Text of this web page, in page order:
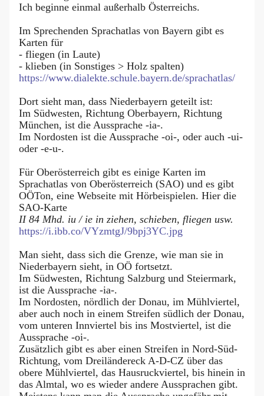
Ich beginne einmal außerhalb Österreichs.
Im Sprechenden Sprachatlas von Bayern gibt es
Karten für
- fliegen (in Laute)
- klieben (in Sonstiges > Holz spalten)
https://www.dialekte.schule.bayern.de/sprachatlas/
Dort sieht man, dass Niederbayern geteilt ist:
Im Südwesten, Richtung Oberbayern, Richtung
München, ist die Aussprache -ia-.
Im Nordosten ist die Aussprache -oi-, oder auch -ui-
oder -e-u-.
Für Oberösterreich gibt es einige Karten im
Sprachatlas von Oberösterreich (SAO) und es gibt
OÖTon, eine Webseite mit Hörbeispielen. Hier die
SAO-Karte
II 84 Mhd. iu / ie in ziehen, schieben, fliegen usw.
https://i.ibb.co/VYzmtgJ/9bpj3YC.jpg
Man sieht, dass sich die Grenze, wie man sie in
Niederbayern sieht, in OÖ fortsetzt.
Im Südwesten, Richtung Salzburg und Steiermark,
ist die Aussprache -ia-.
Im Nordosten, nördlich der Donau, im Mühlviertel,
aber auch noch in einem Streifen südlich der Donau,
vom unteren Innviertel bis ins Mostviertel, ist die
Aussprache -oi-.
Zusätzlich gibt es aber einen Streifen in Nord-Süd-
Richtung, vom Dreiländereck A-D-CZ über das
obere Mühlviertel, das Hausruckviertel, bis hinein in
das Almtal, wo es wieder andere Aussprachen gibt.